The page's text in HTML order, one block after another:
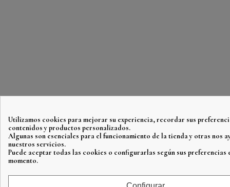
Utilizamos cookies para mejorar su experiencia, recordar sus
contenidos y productos personalizados.
Algunas son esenciales para el funcionamiento de la tienda y otras nos
nuestros servicios.
Puede aceptar todas las cookies o configurarlas según sus preferencias
momento.